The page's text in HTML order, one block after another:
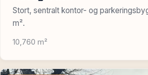
Stort, sentralt kontor- og
m².
10,760 m²